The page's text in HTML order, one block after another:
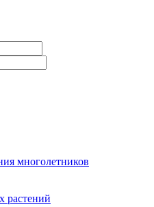
многолетников
растений